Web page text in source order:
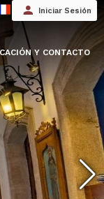
Y CONTACTO
Iniciar Sesión